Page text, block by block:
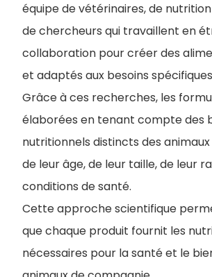
équipe de vétérinaires, de
de chercheurs qui travaillent en
collaboration pour créer des
et adaptés aux besoins
Grâce à ces recherches, les
élaborées en tenant compte des
nutritionnels distincts des
de leur âge, de leur taille, de leur
conditions de santé.
Cette approche scientifique
que chaque produit fournit les
nécessaires pour la santé et le